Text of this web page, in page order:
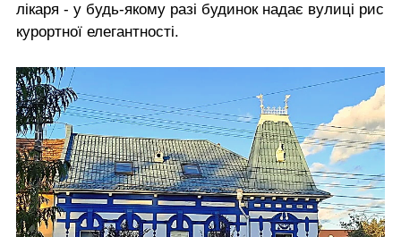
лікаря - у будь-якому разі будинок надає вулиці рис
курортної елегантності.